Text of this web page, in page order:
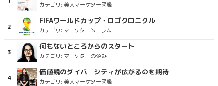
カテゴリ: 美人マーケター図鑑
FIFAワールドカップ・ロゴクロニクル
カテゴリ: マーケター’Sコラム
何もないところからのスタート
カテゴリ: マーケターの企み
価値観のダイバーシティが広がるのを期待
カテゴリ: 美人マーケター図鑑